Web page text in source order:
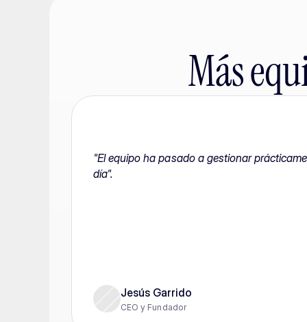
Más
"El equipo ha pasado a gestionar
día".
Jesús Garrido
CEO y Fundador